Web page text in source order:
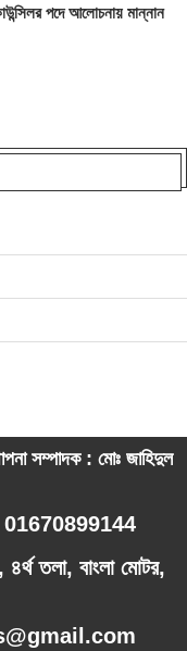
পদে আলোচনায় মান্নান
সম্পাদক : মোঃ জাহিদুল
01670899144
তলা, বাংলা মোটর,